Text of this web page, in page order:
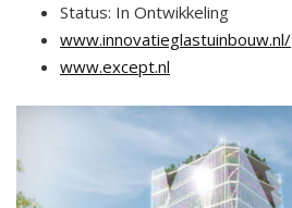
Status: In Ontwikkeling
www.innovatieglastuinbouw.nl/
www.except.nl